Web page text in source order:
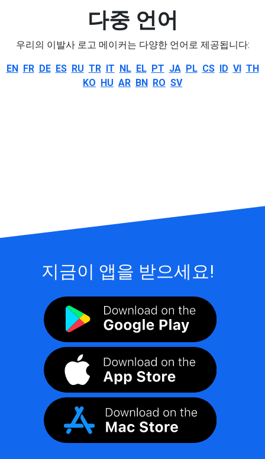
다중 언어
우리의 이발사 로고 메이커는 다양한 언어로 제공됩니다:
EN FR DE ES RU TR IT NL EL PT JA PL CS ID VI TH
KO HU AR BN RO SV
지금이 앱을 받으세요!